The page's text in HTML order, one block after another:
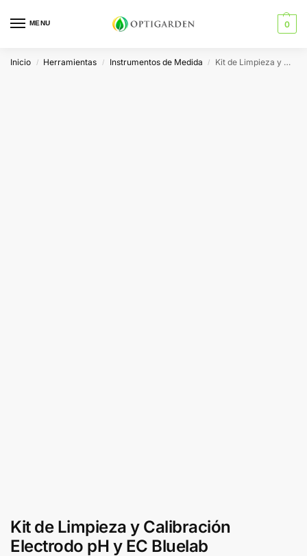
MENU 0
Inicio / Herramientas / Instrumentos de Medida / Kit de Limpieza y Calibración Electrodo pH y EC Bluelab
Kit de Limpieza y Calibración
Electrodo pH y EC Bluelab